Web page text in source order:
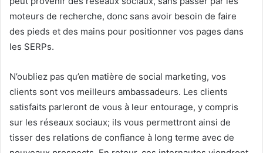
moteurs de recherche, donc sans avoir besoin de faire
des pieds et des mains pour positionner vos pages dans
les SERPs.
N’oubliez pas qu’en matière de social marketing, vos
clients sont vos meilleurs ambassadeurs. Les clients
satisfaits parleront de vous à leur entourage, y compris
sur les réseaux sociaux; ils vous permettront ainsi de
tisser des relations de confiance à long terme avec de